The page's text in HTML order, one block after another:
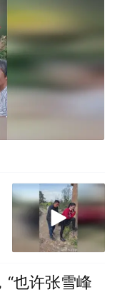
“也许张雪峰